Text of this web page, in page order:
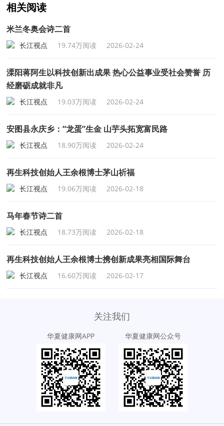
相关阅读
米兰冬奥会诗二首
长江视点 19.74万阅读 2026-02-24
溧阳蒋阿生以科技创新出成果 热心公益事业受社会赞誉 历
经磨砺成就非凡
长江视点 19.03万阅读 2026-02-24
安图县永庆乡：“龙蛋”生金 山芋头拓宽富民路
长江视点 18.90万阅读 2026-02-24
再生科技创始人王余根博士茅山祈福
长江视点 19.06万阅读 2026-02-18
马年春节诗二首
长江视点 18.73万阅读 2026-02-18
再生科技创始人王余根博士携创新成果亮相国际舞台
长江视点 16.60万阅读 2026-02-17
关注我们
华夏健康网APP 华夏健康网公众号